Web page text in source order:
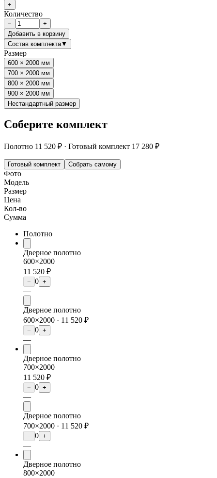
+
Количество
−
+
Добавить в корзину
Состав комплекта▼
Размер
600 × 2000 мм
700 × 2000 мм
800 × 2000 мм
900 × 2000 мм
Нестандартный размер
Соберите комплект
Полотно 11 520 ₽ · Готовый комплект 17 280 ₽
Готовый комплект Собрать самому
Фото
Модель
Размер
Цена
Кол-во
Сумма
Полотно
Дверное полотно
600×2000
11 520 ₽
− 0 +
—
Дверное полотно
600×2000 · 11 520 ₽
− 0 +
—
Дверное полотно
700×2000
11 520 ₽
− 0 +
—
Дверное полотно
700×2000 · 11 520 ₽
− 0 +
—
Дверное полотно
800×2000